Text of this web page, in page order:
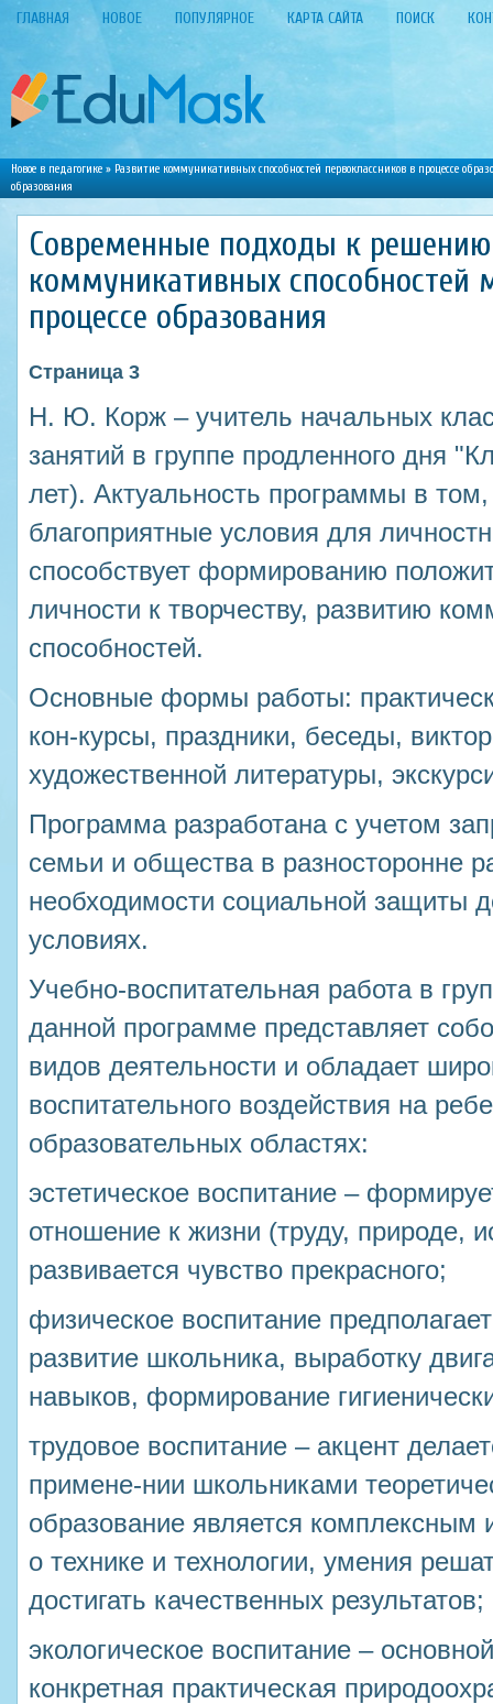
ГЛАВНАЯ НОВОЕ ПОПУЛЯРНОЕ КАРТА САЙТА ПОИСК
Новое в педагогике » Развитие коммуникативных способностей первоклассников в процессе
образования
Современные подходы к
коммуникативных
процессе образования
Страница 3
Н. Ю. Корж – учитель начальных
занятий в группе продленного дня
лет). Актуальность программы в том,
благоприятные условия для
способствует формированию
личности к творчеству, развитию
способностей.
Основные формы работы:
кон-курсы, праздники, беседы,
художественной литературы,
Программа разработана с учетом
семьи и общества в разносторонне
необходимости социальной защиты
условиях.
Учебно-воспитательная работа в
данной программе представляет
видов деятельности и обладает
воспитательного воздействия на
образовательных областях:
эстетическое воспитание –
отношение к жизни (труду, природе,
развивается чувство прекрасного;
физическое воспитание
развитие школьника, выработку
навыков, формирование
трудовое воспитание – акцент
примене-нии школьниками
образование является комплексным
о технике и технологии, умения
достигать качественных результатов;
экологическое воспитание –
конкретная практическая